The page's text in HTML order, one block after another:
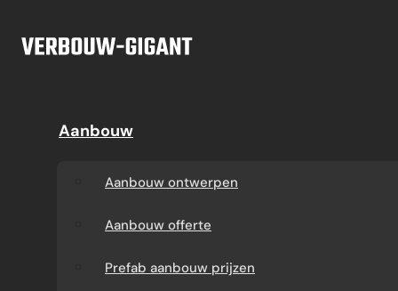
Aanbouw
Aanbouw offerte
Prefab aanbouw
Aanbouw
Aanbouw ontwerpen
Aanbouw offerte
Prefab aanbouw prijzen